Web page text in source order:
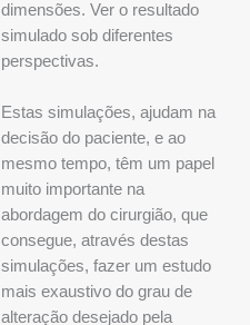
dimensões. Ver o resultado
simulado sob diferentes
perspectivas.
Estas simulações, ajudam na
decisão do paciente, e ao
mesmo tempo, têm um papel
muito importante na
abordagem do cirurgião, que
consegue, através destas
simulações, fazer um estudo
mais exaustivo do grau de
alteração desejado pela